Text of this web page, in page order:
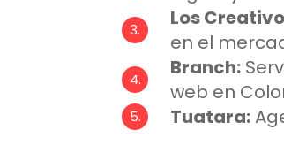
Los
en el
Branch:
web en
Tuatara: